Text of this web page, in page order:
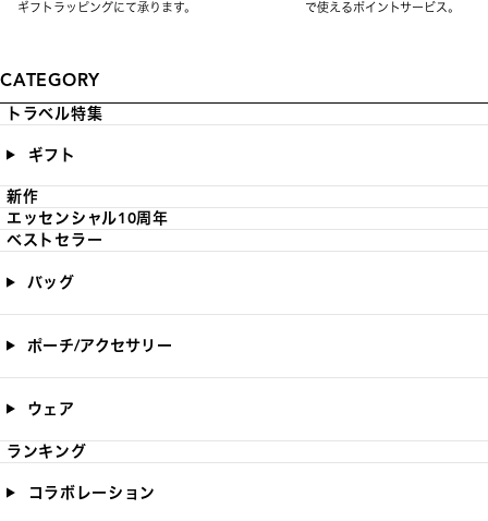
ギフトラッピングにて承ります。
で使えるポイントサービス。
CATEGORY
トラベル特集
ギフト
新作
エッセンシャル10周年
ベストセラー
バッグ
ポーチ/アクセサリー
ウェア
ランキング
コラボレーション